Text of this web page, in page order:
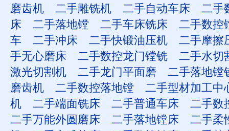
磨齿机
二手雕铣机 二手自动车床
二手
床
二手落地镗 二手车床铣床
二手数控
车
二手冲床 二手快锻油压机
二手摩擦
手无心磨床
二手数控龙门镗铣
二手水切
激光切割机
二手龙门平面磨
二手落地镗
磨齿机
二手数控落地镗
二手型材加工中
机
二手端面铣床 二手普通车床
二手数
二手万能外圆磨床
二手落地镗床
二手柔